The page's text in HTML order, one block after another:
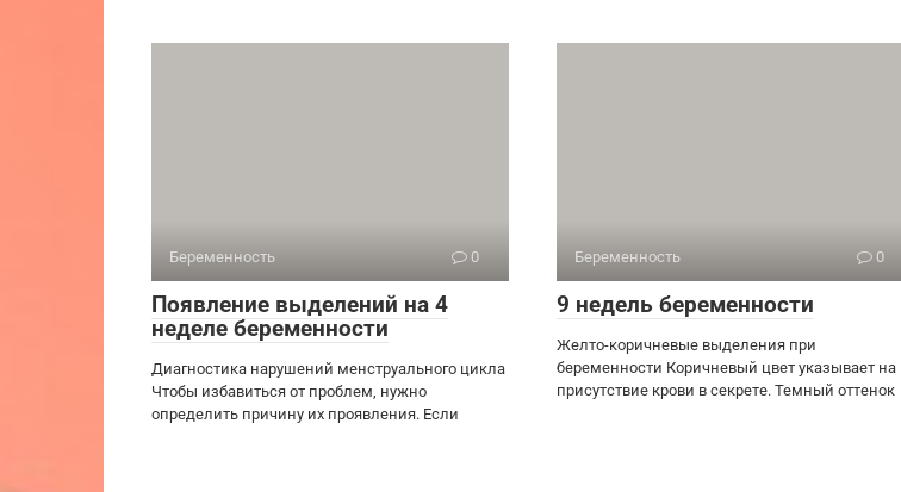
Беременность 0
Появление выделений на 4
неделе беременности
Диагностика нарушений менструального цикла
Чтобы избавиться от проблем, нужно
определить причину их проявления. Если
Беременность 0
9 недель беременности
Желто-коричневые выделения при
беременности Коричневый цвет указывает на
присутствие крови в секрете. Темный оттенок